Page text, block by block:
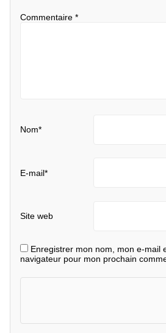
Commentaire *
Nom*
E-mail*
Site web
Enregistrer mon nom, mon e-mail
navigateur pour mon prochain